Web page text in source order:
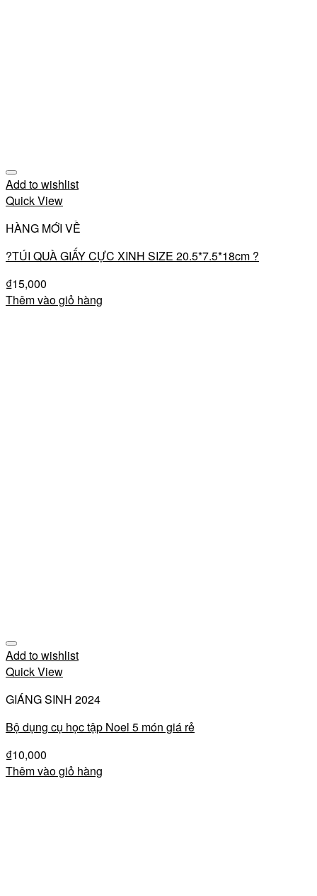
Add to wishlist
Quick View
HÀNG MỚI VỀ
?TÚI QUÀ GIẤY CỰC XINH SIZE 20.5*7.5*18cm ?
₫15,000
Thêm vào giỏ hàng
Add to wishlist
Quick View
GIÁNG SINH 2024
Bộ dụng cụ học tập Noel 5 món giá rẻ
₫10,000
Thêm vào giỏ hàng